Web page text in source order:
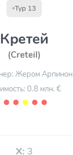
Тур 13
Кретей
(Creteil)
Жером Арпинон
0.8 млн. €
⬤ ⬤ ⬤ ⬤ ⬤
Х: 3